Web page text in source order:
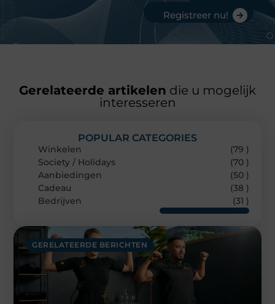
Registreer nu!
Gerelateerde artikelen die u mogelijk
interesseren
GERELATEERDE BERICHTEN
POPULAR CATEGORIES
Winkelen
(79 )
Society / Holidays
(70 )
Aanbiedingen
(50 )
Cadeau
(38 )
Bedrijven
(31 )